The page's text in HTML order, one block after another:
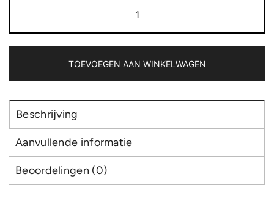
Peak
and
USB
laptop
TOEVOEGEN AAN WINKELWAGEN
Beschrijving
Aanvullende informatie
Beoordelingen (0)